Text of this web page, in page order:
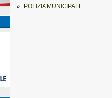
POLIZIA MUNICIPALE